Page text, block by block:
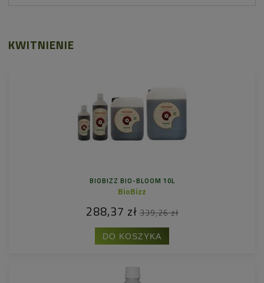
KWITNIENIE
BIOBIZZ BIO-BLOOM 10L
BioBizz
288,37 zł 339,26 zł
DO KOSZYKA